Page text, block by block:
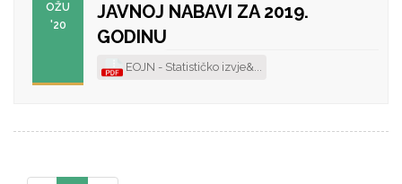
OŽU
'20
JAVNOJ NABAVI ZA 2019.
GODINU
EOJN - Statističko izvje&...